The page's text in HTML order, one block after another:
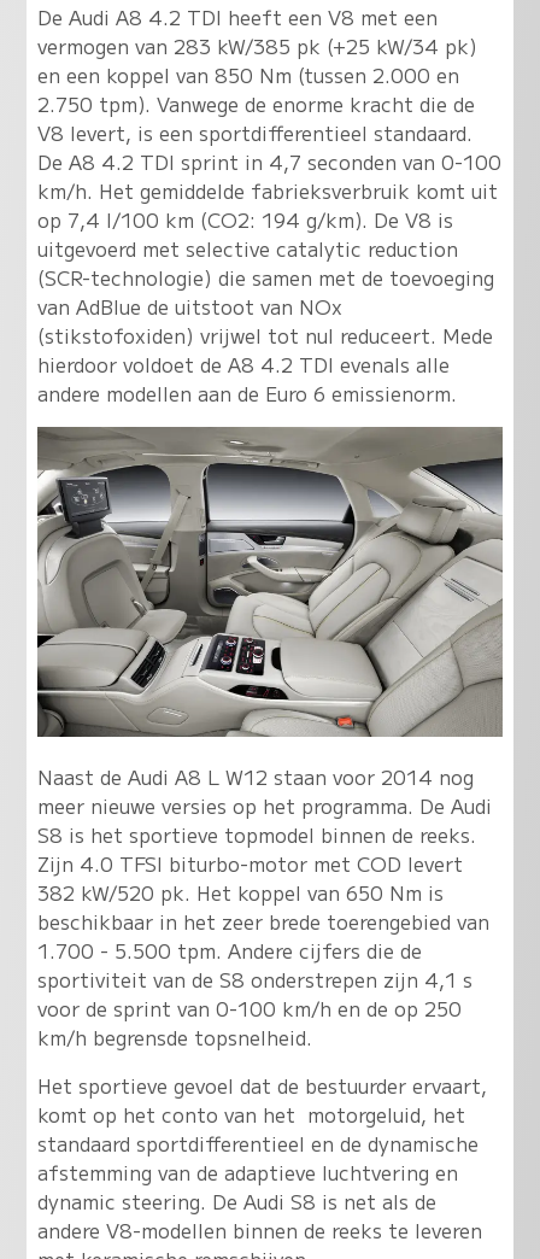
De Audi A8 4.2 TDI heeft een V8 met een
vermogen van 283 kW/385 pk (+25 kW/34 pk)
en een koppel van 850 Nm (tussen 2.000 en
2.750 tpm). Vanwege de enorme kracht die de
V8 levert, is een sportdifferentieel standaard.
De A8 4.2 TDI sprint in 4,7 seconden van 0-100
km/h. Het gemiddelde fabrieksverbruik komt uit
op 7,4 l/100 km (CO2: 194 g/km). De V8 is
uitgevoerd met selective catalytic reduction
(SCR-technologie) die samen met de toevoeging
van AdBlue de uitstoot van NOx
(stikstofoxiden) vrijwel tot nul reduceert. Mede
hierdoor voldoet de A8 4.2 TDI evenals alle
andere modellen aan de Euro 6 emissienorm.
Naast de Audi A8 L W12 staan voor 2014 nog
meer nieuwe versies op het programma. De Audi
S8 is het sportieve topmodel binnen de reeks.
Zijn 4.0 TFSI biturbo-motor met COD levert
382 kW/520 pk. Het koppel van 650 Nm is
beschikbaar in het zeer brede toerengebied van
1.700 - 5.500 tpm. Andere cijfers die de
sportiviteit van de S8 onderstrepen zijn 4,1 s
voor de sprint van 0-100 km/h en de op 250
km/h begrensde topsnelheid.
Het sportieve gevoel dat de bestuurder ervaart,
komt op het conto van het motorgeluid, het
standaard sportdifferentieel en de dynamische
afstemming van de adaptieve luchtvering en
dynamic steering. De Audi S8 is net als de
andere V8-modellen binnen de reeks te leveren